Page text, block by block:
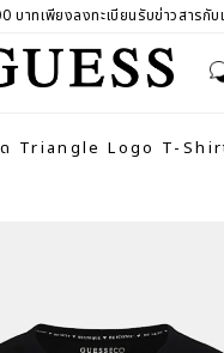
บาทเพียงลงทะเบียนรับข่าวสารกับ
Triangle Logo T-